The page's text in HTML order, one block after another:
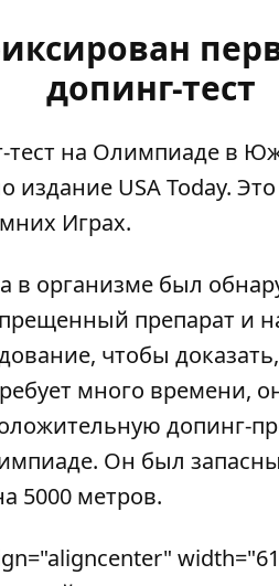
допинг-тест
на Олимпиаде в
издание USA Today.
Играх.
в организме был
препарат и
чтобы
много времени,
допинг-
Он был
5000 метров.